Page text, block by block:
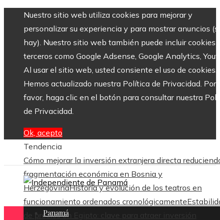
Nuestro sitio web utiliza cookies para mejorar y
personalizar su experiencia y para mostrar anuncios
hay). Nuestro sitio web también puede incluir cookies
terceros como Google Adsense, Google Analytics,
Al usar el sitio web, usted consiente el uso de cookies.
Hemos actualizado nuestra Política de Privacidad. Por
favor, haga clic en el botón para consultar nuestra
de Privacidad.
Ok, acepto
Tendencia
Cómo mejorar la inversión extranjera directa
fragmentación económica en Bosnia y
HerzegovinaHistoria y evolución de los teatros en
funcionamiento ordenados cronológicamente
de precios en Egipto: clave para atraer inversión
Panamá